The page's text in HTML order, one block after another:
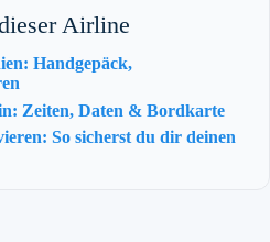
Airline
Handgepäck,
Zeiten, Daten & Bordkarte
So sicherst du dir deinen